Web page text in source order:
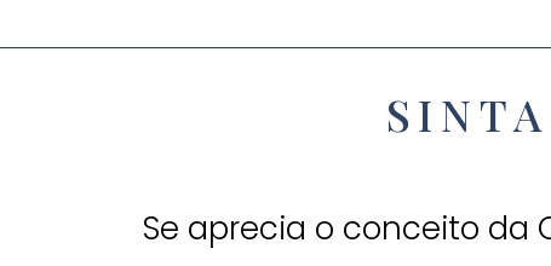
Se aprecia o conceito da